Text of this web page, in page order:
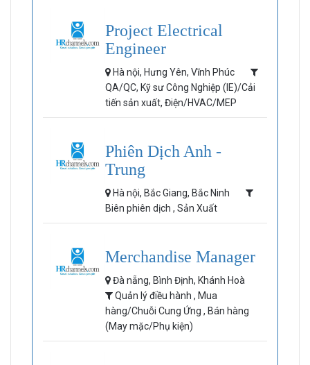
Project Electrical
Engineer
Hà nội, Hưng Yên, Vĩnh Phúc
QA/QC, Kỹ sư Công Nghiệp (IE)/Cải
tiến sản xuất, Điện/HVAC/MEP
Phiên Dịch Anh -
Trung
Hà nội, Bắc Giang, Bắc Ninh
Biên phiên dịch , Sản Xuất
Merchandise Manager
Đà nẵng, Bình Định, Khánh Hoà
Quản lý điều hành , Mua
hàng/Chuỗi Cung Ứng , Bán hàng
(May mặc/Phụ kiện)